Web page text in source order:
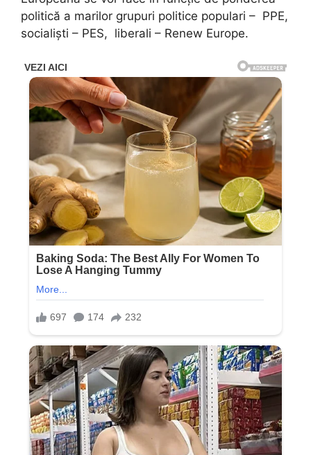
politică a marilor grupuri politice populari – PPE,
socialiști – PES, liberali – Renew Europe.